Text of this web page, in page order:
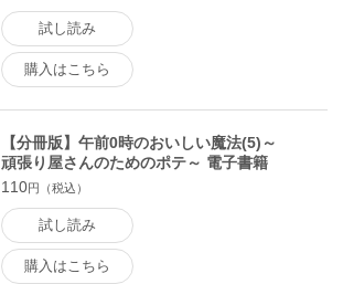
試し読み
購入はこちら
【分冊版】午前0時のおいしい魔法(5)～
頑張り屋さんのためのポテ～ 電子書籍
版
110円（税込）
試し読み
購入はこちら